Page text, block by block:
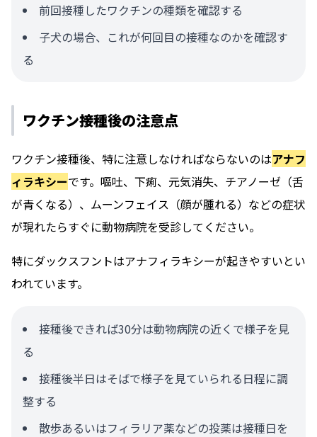
前回接種したワクチンの種類を確認する
子犬の場合、これが何回目の接種なのかを確認す
る
ワクチン接種後の注意点
ワクチン接種後、特に注意しなければならないのはアナフ
ィラキシーです。嘔吐、下痢、元気消失、チアノーゼ（舌
が青くなる）、ムーンフェイス（顔が腫れる）などの症状
が現れたらすぐに動物病院を受診してください。
特にダックスフントはアナフィラキシーが起きやすいとい
われています。
接種後できれば30分は動物病院の近くで様子を見
る
接種後半日はそばで様子を見ていられる日程に調
整する
散歩あるいはフィラリア薬などの投薬は接種日を